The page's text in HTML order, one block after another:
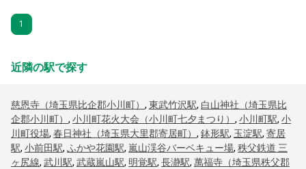
1
近隣の駅で探す
慈恩寺（埼玉県比企郡小川町） , 東武竹沢駅, 白山神社（埼玉県比
企郡小川町） , 小川町花火大会（小川町七夕まつり） , 小川町駅, 小
川町役場, 春日神社（埼玉県大里郡寄居町） , 鉢形駅, 玉淀駅, 寄居
駅, 小前田駅, ふかや花園駅, 嵐山渓谷バーベキュー場, 秩父鉄道 三
ヶ尻線, 武川駅, 武蔵嵐山駅, 明覚駅, 長瀞駅, 萬福寺（埼玉県秩父郡